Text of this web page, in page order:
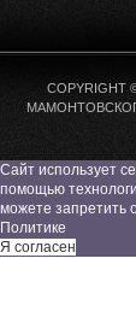
Сайт использует
помощью
можете запретить
Политике
Я согласен